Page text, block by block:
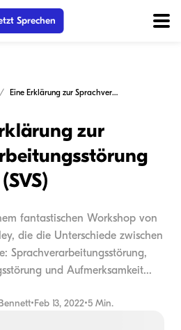
Sprechen
Eine Erklärung zur Sprachverarbeitungsstörung (SVS)
zur
(SVS)
fantastischen Workshop von
die die Unterschiede zwischen
Sprachverarbeitungsstörung,
und Aufmerksamkeit...
•Feb 13, 2022•5 Min.